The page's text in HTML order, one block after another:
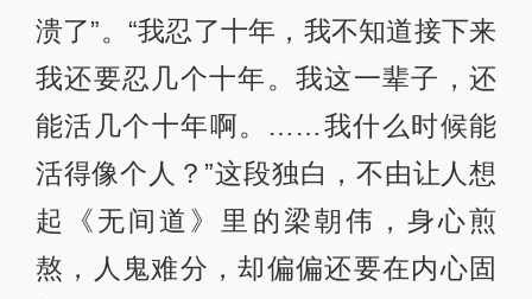
溃了”。“我忍了十年，我不知道接下来
我还要忍几个十年。我这一辈子，还
能活几个十年啊。……我什么时候能
活得像个人？”这段独白，不由让人想
起《无间道》里的梁朝伟，身心煎
熬，人鬼难分，却偏偏还要在内心固